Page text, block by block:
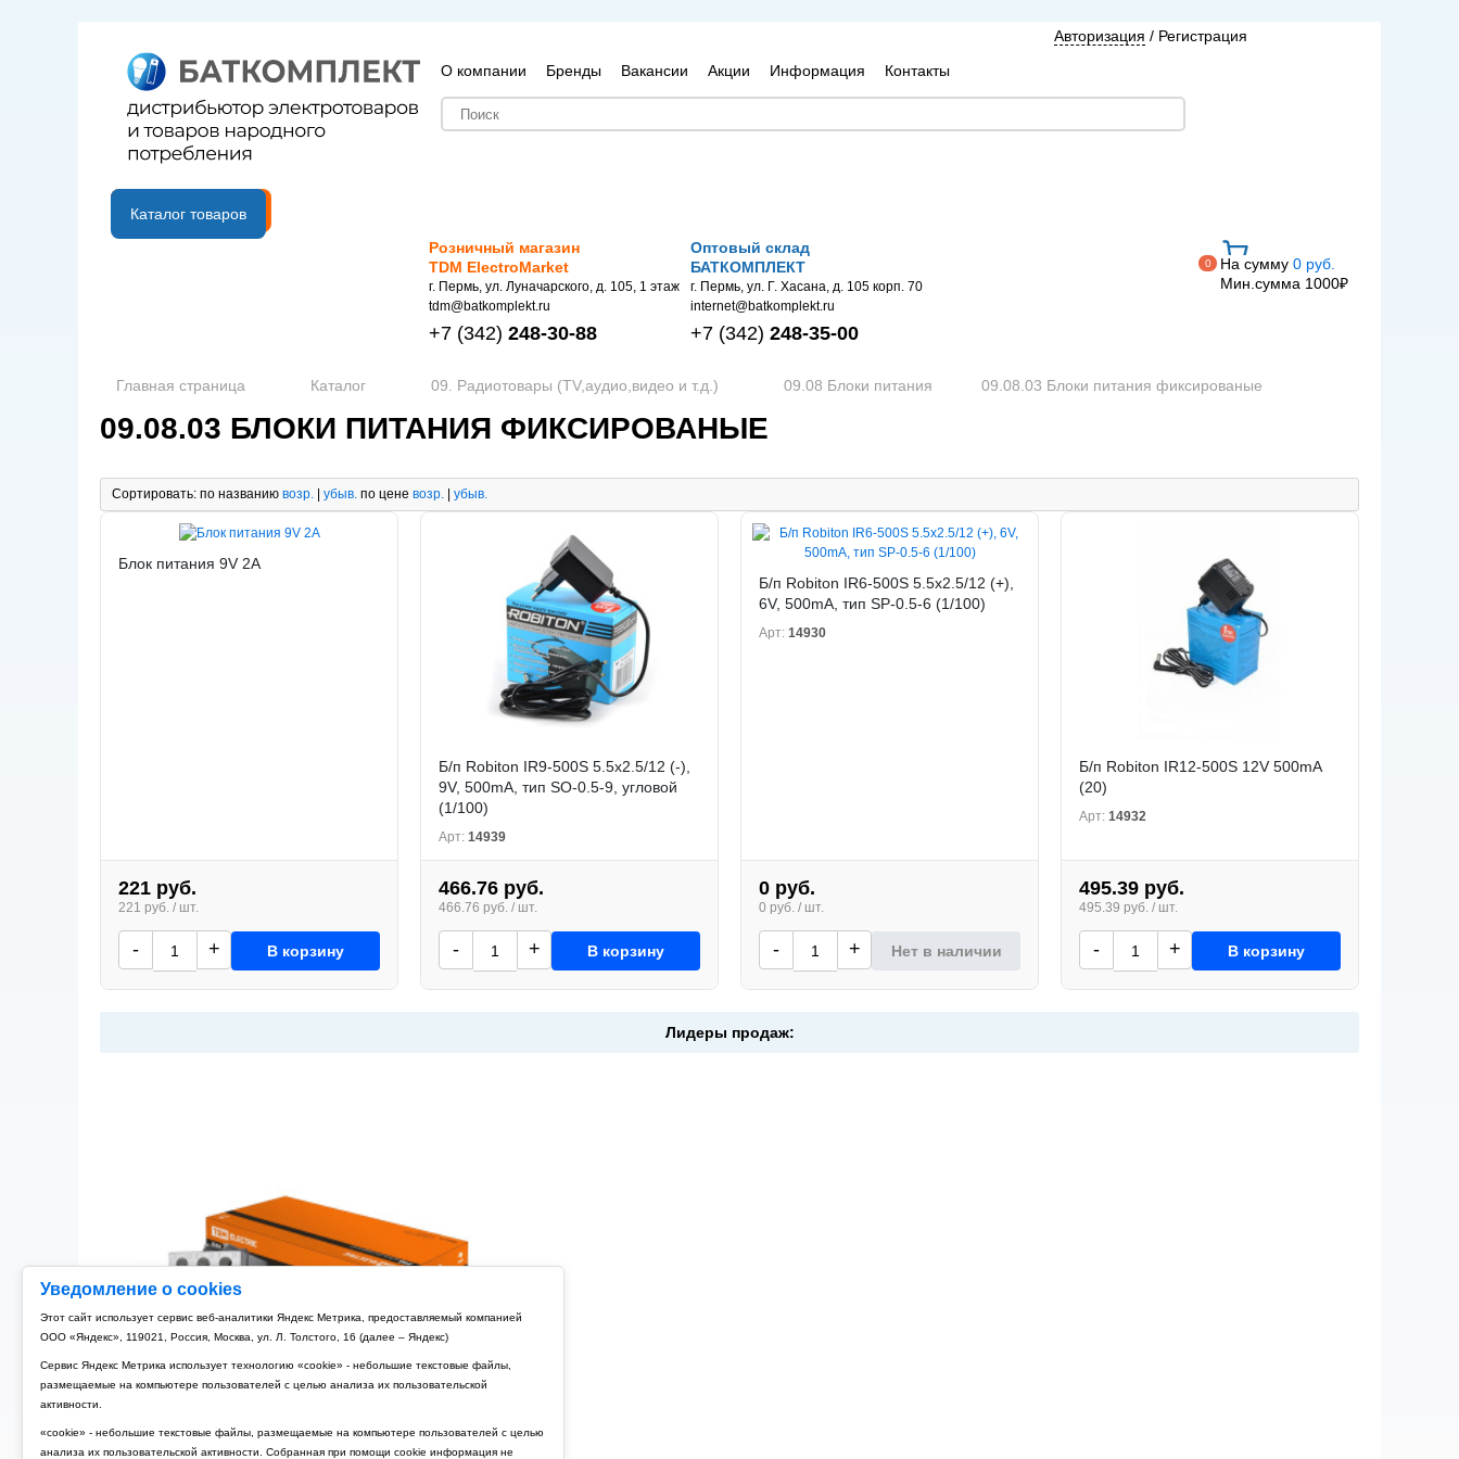
Уведомление о cookies
Этот сайт использует сервис веб-аналитики Яндекс Метрика, предоставляемый компанией
ООО «Яндекс», 119021, Россия, Москва, ул. Л. Толстого, 16 (далее – Яндекс)
Сервис Яндекс Метрика использует технологию «cookie» - небольшие текстовые файлы,
размещаемые на компьютере пользователей с целью анализа их пользовательской
активности.
«cookie» - небольшие текстовые файлы, размещаемые на компьютере пользователей с целью
анализа их пользовательской активности. Собранная при помощи cookie информация не
О компании Бренды Вакансии Акции Информация Контакты
Авторизация / Регистрация
B2B портал
Каталог товаров
Розничный магазин
TDM ElectroMarket
г. Пермь, ул. Луначарского, д. 105, 1 этаж
tdm@batkomplekt.ru
+7 (342) 248-30-88
Оптовый склад
БАТКОМПЛЕКТ
г. Пермь, ул. Г. Хасана, д. 105 корп. 70
internet@batkomplekt.ru
+7 (342) 248-35-00
0 На сумму 0 руб.
Мин.сумма 1000₽
Главная страница Каталог 09. Радиотовары (TV,аудио,видео и т.д.) 09.08 Блоки питания 09.08.03 Блоки питания фиксированые
09.08.03 БЛОКИ ПИТАНИЯ ФИКСИРОВАНЫЕ
Сортировать: по названию возр. | убыв. по цене возр. | убыв.
Блок питания 9V 2А
221 руб.
221 руб. / шт.
- + В корзину
Б/п Robiton IR9-500S 5.5х2.5/12 (-),
9V, 500mA, тип SO-0.5-9, угловой
(1/100)
Арт: 14939
466.76 руб.
466.76 руб. / шт.
- + В корзину
Б/п Robiton IR6-500S 5.5х2.5/12 (+),
6V, 500mA, тип SP-0.5-6 (1/100)
Арт: 14930
0 руб.
0 руб. / шт.
- + Нет в наличии
Б/п Robiton IR12-500S 12V 500mA
(20)
Арт: 14932
495.39 руб.
495.39 руб. / шт.
- + В корзину
Лидеры продаж: